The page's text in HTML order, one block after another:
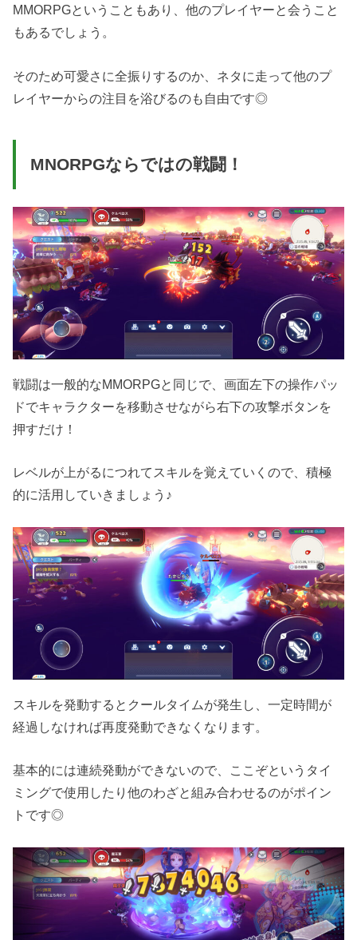
MMORPGということもあり、他のプレイヤーと会うこと
もあるでしょう。
そのため可愛さに全振りするのか、ネタに走って他のプ
レイヤーからの注目を浴びるのも自由です◎
MNORPGならではの戦闘！
戦闘は一般的なMMORPGと同じで、画面左下の操作パッ
ドでキャラクターを移動させながら右下の攻撃ボタンを
押すだけ！
レベルが上がるにつれてスキルを覚えていくので、積極
的に活用していきましょう♪
スキルを発動するとクールタイムが発生し、一定時間が
経過しなければ再度発動できなくなります。
基本的には連続発動ができないので、ここぞというタイ
ミングで使用したり他のわざと組み合わせるのがポイン
トです◎